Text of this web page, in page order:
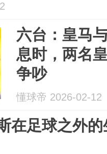
六台：皇马
息时，两名
争吵
懂球帝 2026-02-12
在足球之外